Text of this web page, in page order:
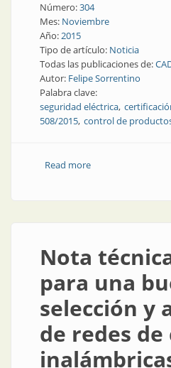
Número:304
Mes: Noviembre
Año:2015
Tipo de artículo: Noticia
Todas las publicaciones de:
Autor: Felipe Sorrentino
Palabra clave:
seguridad eléctrica
508/2015 control de
Read moreabout Noticia |
Nota
para una
selección y
de redes de